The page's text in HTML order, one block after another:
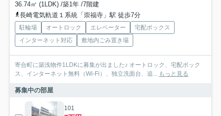
36.74㎡ (1LDK) /築1年 /7階建
長崎電気軌道１系統「崇福寺」駅 徒歩7分
駐輪場 オートロック エレベーター
宅配ボックス
インターネット対応
敷地内ごみ置き場
寄合町に築浅物件1LDKに募集が出ました♪ オートロック、宅配ボック
ス、インターネット無料（Wi-Fi）、独立洗面台、追... もっと見る
募集中の部屋
101